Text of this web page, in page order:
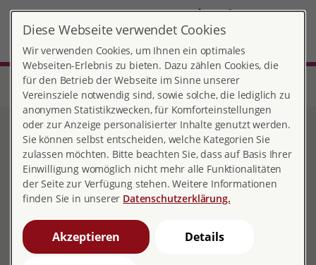
DE
Start Bayern
Beratungsstelle München-Schwabing
Trennungs- und Scheidungsberatung
"Deine Kinder, meine
Kinder, unsere Kinder" -
Leben in einer Patchwork-
Familie
Diese Webseite verwendet Cookies
Wir verwenden Cookies, um Ihnen ein optimales
Webseiten-Erlebnis zu bieten. Dazu zählen Cookies, die
für den Betrieb der Webseite im Sinne unserer
Vereinsziele notwendig sind, sowie solche, die lediglich zu
anonymen Statistikzwecken, für Komforteinstellungen
oder zur Anzeige personalisierter Inhalte genutzt werden.
Sie können selbst entscheiden, welche Kategorien Sie
zulassen möchten. Bitte beachten Sie, dass auf Basis Ihrer
Einwilligung womöglich nicht mehr alle Funktionalitäten
der Seite zur Verfügung stehen. Weitere Informationen
finden Sie in unserer Datenschutzerklärung.
Akzeptieren Details